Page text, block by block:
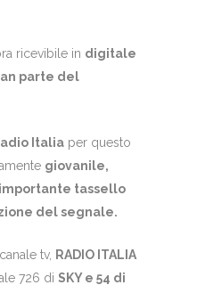
ricevibile in digitale
parte del
Italia per questo
giovanile,
tassello
del segnale.
tv, RADIO ITALIA
726 di SKY e 54 di